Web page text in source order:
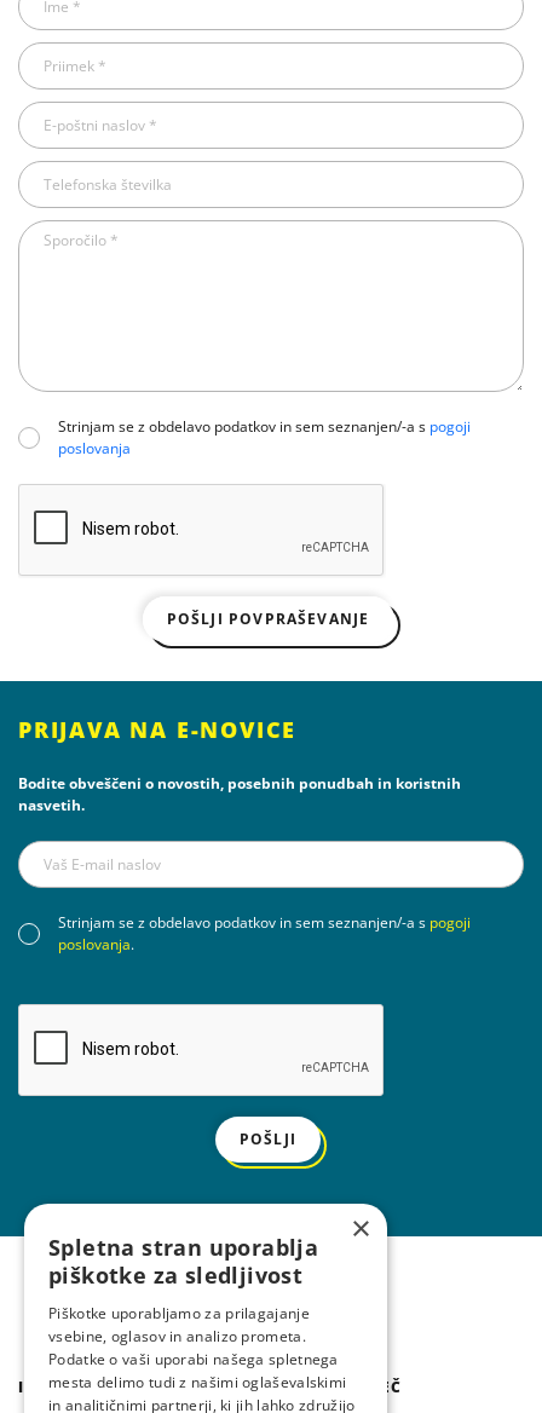
Strinjam se z obdelavo podatkov in sem seznanjen/-a s pogoji
poslovanja
POŠLJI POVPRAŠEVANJE
PRIJAVA NA E-NOVICE
Bodite obveščeni o novostih, posebnih ponudbah in koristnih
nasvetih.
Strinjam se z obdelavo podatkov in sem seznanjen/-a s pogoji
poslovanja.
POŠLJI
IZDELKI IZVEDITE VEČ
×
Spletna stran uporablja
piškotke za sledljivost
Piškotke uporabljamo za prilagajanje
vsebine, oglasov in analizo prometa.
Podatke o vaši uporabi našega spletnega
mesta delimo tudi z našimi oglaševalskimi
in analitičnimi partnerji, ki jih lahko združijo